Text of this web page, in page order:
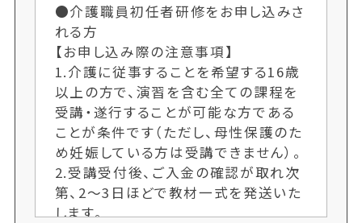
●介護職員初任者研修をお申し込みさ
れる方
【お申し込み際の注意事項】
1.介護に従事することを希望する16歳
以上の方で、演習を含む全ての課程を
受講・遂行することが可能な方である
ことが条件です（ただし、母性保護のた
め妊娠している方は受講できません）。
2.受講受付後、ご入金の確認が取れ次
第、2〜3日ほどで教材一式を発送いた
します。